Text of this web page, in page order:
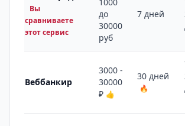
Вы
сравниваете
этот сервис
до
30000
руб
7 дней
Веббанкир
3000 -
30000
₽ 👍
30 дней
🔥